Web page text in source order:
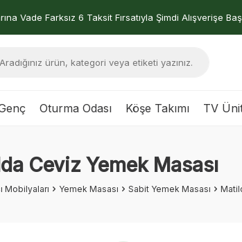
Vade Farksız 6 Taksit Fırsatıyla Şimdi Alışverişe
Oturma Odası Köşe Takımı TV
Ceviz Yemek Masası
Mobilyaları Yemek Masası Sabit Yemek Masası